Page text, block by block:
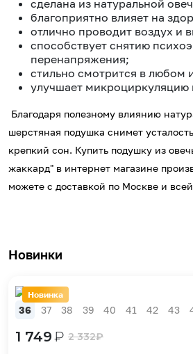
сделана из натуральной
благоприятно влияет на
отлично проводит воздух и
способствует снятию
перенапряжения;
стильно смотрится в любом
улучшает микроциркуляцию
Благодаря полезному влиянию
шерстяная подушка снимет
крепкий сон. Купить подушку из
жаккард" в интернет магазине
можете с доставкой по Москве и
Новинки
Новинка
36 37 38 39 40 41 42 43
1 749₽ 2 332₽